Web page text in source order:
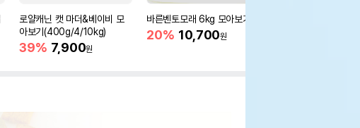
로얄캐닌 캣 마더&베이비 모
아보기(400g/4/10kg)
39% 7,900원
바른벤토모래 6kg 모아보기
20% 10,700원